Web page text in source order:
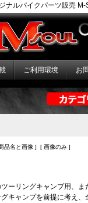
ナルバイクパーツ販売
ご利用環境 お
品名と画像 ] [ 画像のみ ]
ーリングキャンプ用、ま
キャンプを前提に考え